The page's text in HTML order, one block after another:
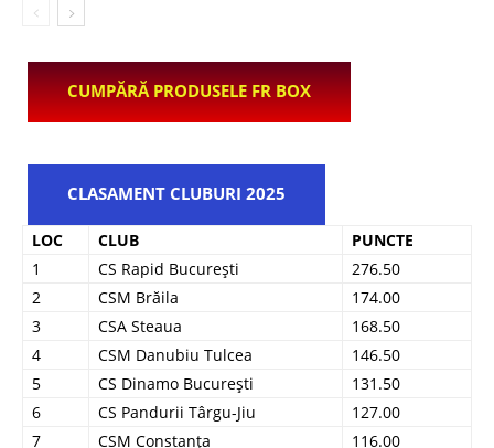
CUMPĂRĂ PRODUSELE FR BOX
CLASAMENT CLUBURI 2025
LOC CLUB
PUNCTE
1
CS Rapid București
276.50
2
CSM Brăila
174.00
3
CSA Steaua
168.50
4
CSM Danubiu Tulcea
146.50
5
CS Dinamo București
131.50
6
CS Pandurii Târgu-Jiu
127.00
7
CSM Constanța 116.00